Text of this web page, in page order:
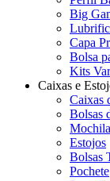
Big
Capa
Bolsa
Kits
Caixas e
Caixas
Bolsas
Estojos
Bolsas
Pochete